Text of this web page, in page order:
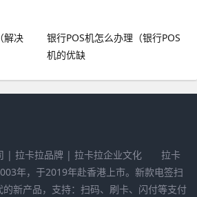
解决
银行POS机怎么办理（银行POS
机的优缺
| 拉卡拉品牌 | 拉卡拉企业文化 拉卡
年，于2019年赴香港上市。新款电签扫
新产品，支持：扫码、刷卡、闪付等支付